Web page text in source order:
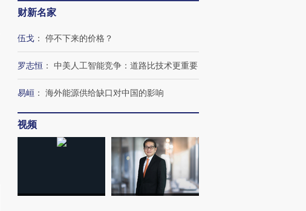
财新名家
伍戈 ： 停不下来的价格？
罗志恒 ： 中美人工智能竞争：道路比技术更重要
易峘 ： 海外能源供给缺口对中国的影响
视频